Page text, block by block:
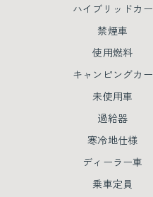
ハイブリッドカー
禁煙車
使用燃料
キャンピングカー
未使用車
過給器
寒冷地仕様
ディーラー車
乗車定員